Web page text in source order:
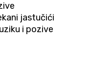
jastučići
i pozive